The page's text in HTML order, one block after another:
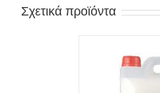
Σχετικά προϊόντα